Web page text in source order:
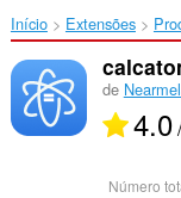
Início Extensões
de
4.0
Número